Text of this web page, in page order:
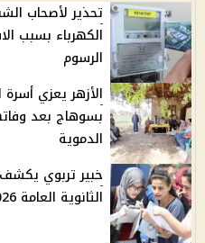
تحذير لأصحاب
الكهرباء بسبب
الرسوم
الأزهر يعزي
بسوهاج بعد
الدموية
خبير تربوي يكشف
الثانوية العامة 2026 وجدول المواد الرسمية